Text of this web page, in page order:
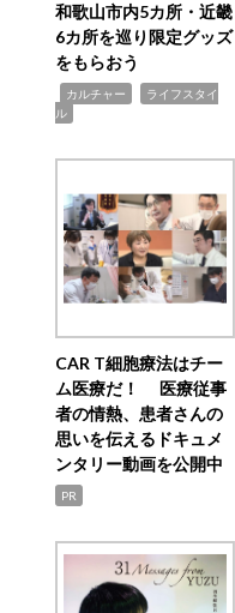
和歌山市内5カ所・近畿
6カ所を巡り限定グッズ
をもらおう
カルチャー
ライフスタイ
ル
CAR T細胞療法はチー
ム医療だ！ 医療従事
者の情熱、患者さんの
思いを伝えるドキュメ
ンタリー動画を公開中
PR